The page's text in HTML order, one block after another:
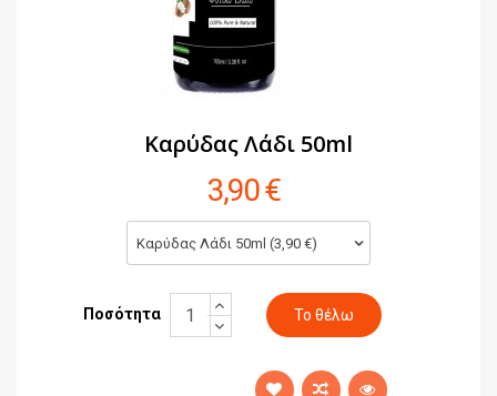
Καρύδας Λάδι 50ml
3,90 €
Καρύδας Λάδι 50ml (3,90 €)
Ποσότητα